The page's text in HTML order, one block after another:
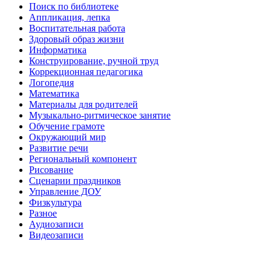
Поиск по библиотеке
Аппликация, лепка
Воспитательная работа
Здоровый образ жизни
Информатика
Конструирование, ручной труд
Коррекционная педагогика
Логопедия
Математика
Материалы для родителей
Музыкально-ритмическое занятие
Обучение грамоте
Окружающий мир
Развитие речи
Региональный компонент
Рисование
Сценарии праздников
Управление ДОУ
Физкультура
Разное
Аудиозаписи
Видеозаписи